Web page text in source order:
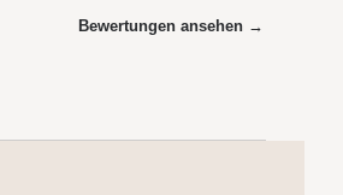
Bewertungen ansehen →